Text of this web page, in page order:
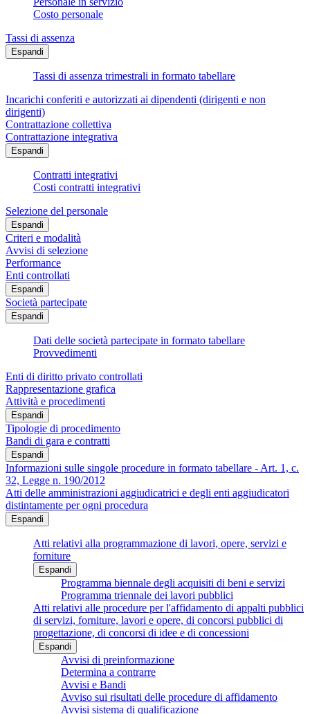
Costo personale
Tassi di assenza
Espandi
Tassi di assenza trimestrali in formato tabellare
Incarichi conferiti e autorizzati ai dipendenti (dirigenti e non
dirigenti)
Contrattazione collettiva
Contrattazione integrativa
Espandi
Contratti integrativi
Costi contratti integrativi
Selezione del personale
Espandi
Criteri e modalità
Avvisi di selezione
Performance
Enti controllati
Espandi
Società partecipate
Espandi
Dati delle società partecipate in formato tabellare
Provvedimenti
Enti di diritto privato controllati
Rappresentazione grafica
Attività e procedimenti
Espandi
Tipologie di procedimento
Bandi di gara e contratti
Espandi
Informazioni sulle singole procedure in formato tabellare - Art. 1, c.
32, Legge n. 190/2012
Atti delle amministrazioni aggiudicatrici e degli enti aggiudicatori
distintamente per ogni procedura
Espandi
Atti relativi alla programmazione di lavori, opere, servizi e
forniture
Espandi
Programma biennale degli acquisiti di beni e servizi
Programma triennale dei lavori pubblici
Atti relativi alle procedure per l'affidamento di appalti pubblici
di servizi, forniture, lavori e opere, di concorsi pubblici di
progettazione, di concorsi di idee e di concessioni
Espandi
Avvisi di preinformazione
Determina a contrarre
Avvisi e Bandi
Avviso sui risultati delle procedure di affidamento
Avvisi sistema di qualificazione